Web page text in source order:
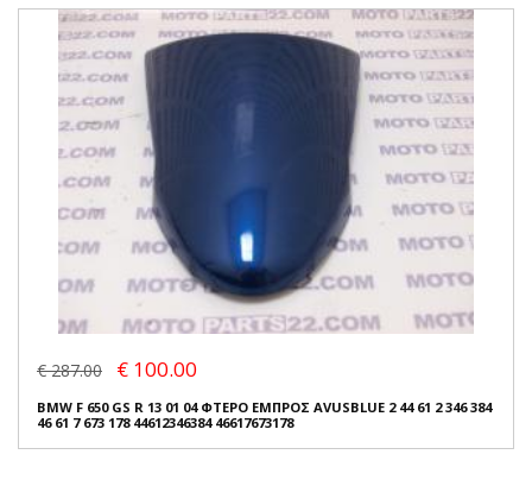
€ 287.00 € 100.00
BMW F 650 GS R 13 01 04 ΦΤΕΡΟ ΕΜΠΡΟΣ AVUSBLUE 2 44 61 2 346 384
46 61 7 673 178 44612346384 46617673178